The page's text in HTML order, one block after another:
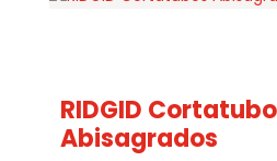
RIDGID
Abisagrados